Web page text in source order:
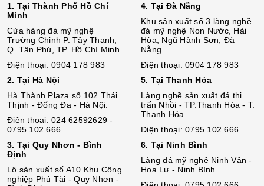
1. Tại Thành Phố Hồ Chí
Minh
Cửa hàng đá mỹ nghệ
Trường Chinh P. Tây Thạnh,
Q. Tân Phú, TP. Hồ Chí Minh.
Điện thoại: 0904 178 983
2. Tại Hà Nội
Hà Thành Plaza số 102 Thái
Thịnh - Đống Đa - Hà Nội.
Điện thoại: 024 62592629 -
0795 102 666
3. Tại Quy Nhơn - Bình
Định
Lô sản xuất số A10 Khu Công
nghiệp Phú Tài - Quy Nhơn -
4. Tại Đà Nẵng
Khu sản xuất số 3 làng nghề
đá mỹ nghệ Non Nước, Hải
Hòa, Ngũ Hành Sơn, Đà
Nẵng.
Điện thoại: 0904 178 983
5. Tại Thanh Hóa
Làng nghề sản xuất đá thị
trấn Nhồi - TP.Thanh Hóa - T.
Thanh Hóa.
Điện thoại: 0795 102 666
6. Tại Ninh Bình
Làng đá mỹ nghệ Ninh Vân -
Hoa Lư - Ninh Bình